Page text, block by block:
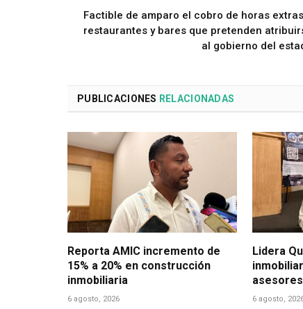
Factible de amparo el cobro de horas
restaurantes y bares que pretenden
al gobierno del
PUBLICACIONES RELACIONADAS
Reporta AMIC incremento de
15% a 20% en construcción
inmobiliaria
6 agosto, 2026
Lidera
asesores
6 agosto,